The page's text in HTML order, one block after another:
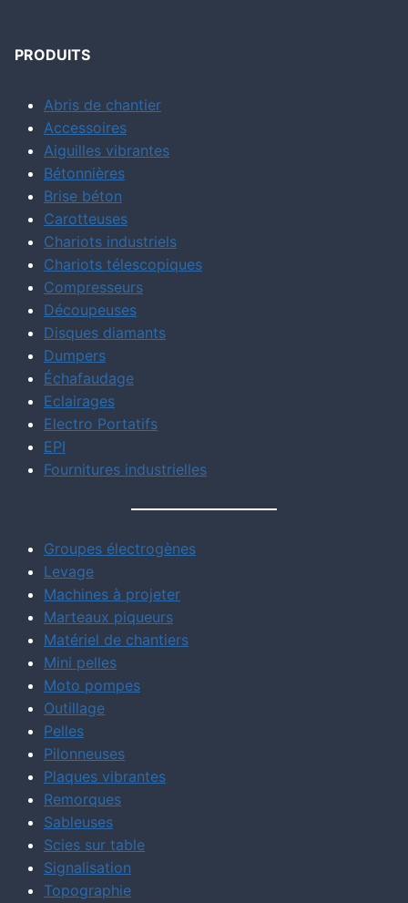
PRODUITS
Abris de chantier
Accessoires
Aiguilles vibrantes
Bétonnières
Brise béton
Carotteuses
Chariots industriels
Chariots télescopiques
Compresseurs
Découpeuses
Disques diamants
Dumpers
Échafaudage
Eclairages
Electro Portatifs
EPI
Fournitures industrielles
Groupes électrogènes
Levage
Machines à projeter
Marteaux piqueurs
Matériel de chantiers
Mini pelles
Moto pompes
Outillage
Pelles
Pilonneuses
Plaques vibrantes
Remorques
Sableuses
Scies sur table
Signalisation
Topographie